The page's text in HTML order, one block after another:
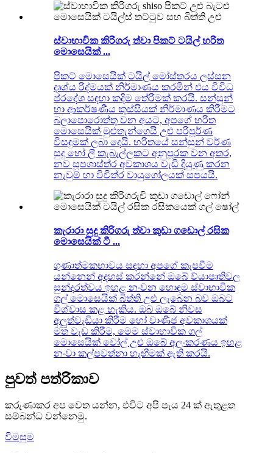
ස්වාභාවික කිරිගරු ත්වා පිකට් ටයිල් හරිත
මොසෙයික් ...
පිකට් මොසෙයික් ටයිල් මෝස්තරය ලස්සන
දෘශ්ය රිද්මයක් නිර්මාණය කරමින් එය විවිධ
ප්රදේශ සඳහා කදිම තේරීමක් කරයි. සන්සුන්
හා ආකර්ෂණීය කුස්සියක් නිර්මාණය කිරීමට
බලාපොරොත්තු වන අයට, අපගේ හරිත
මොසෙයික් මුළුතැන්ගෙයි උළු පරිපූර්ණ
විසඳුමක් ලබා දෙයි. හරිතයේ සන්සුන් වර්ණ
සුදු හෝ ලී කැබැල්ලකට අනුපූරක වන අතර,
නව සූපශාස්ත්ර අවකාශය වැඩි දියුණු කරන
නැවුම් හා විචිත්ර වායුගෝලයක් සපයයි.
කැරාරා සුදු කිරිගරු ත්වා කුඩා ගඩොල් රසික
මොසෙයික් ටී ...
ගුණාත්මකභාවය සඳහා අපගේ කැපවීම
යන්නෙන් අදහස් කරන්නේ ඔබේ ව්යාපෘතිවල
සුන්දරත්වය ඉහළ නංවන හොඳම ස්වාභාවික
ගල් මොසෙයික් බිත්ති උළු ලැබෙන බව ඔබට
විශ්වාස කළ හැකිය. ඔබ ඔබේ නිවස
අලුත්වැඩියා කිරීම හෝ වාණිජ අවකාශයක්
මත වැඩ කිරීම, මෙම ස්වාභාවික ගල්
මොසෙයික් වෝල් උළු ඔබේ අලංකරණය ඉහළ
නංවා කල්පවත්නා හැඟීමක් ඇති කරයි.
පුවත් පත්රිකාව
කරුණාකර අප වෙත යන්න, එවිට අපි පැය 24 ක් ඇතුළත
සම්බන්ධ වන්නෙමු.
විමසුම